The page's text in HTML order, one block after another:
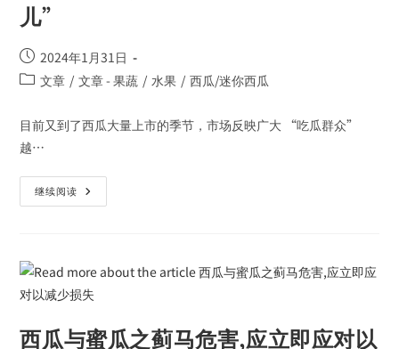
儿”
2024年1月31日
文章 / 文章 - 果蔬 / 水果 / 西瓜/迷你西瓜
目前又到了西瓜大量上市的季节，市场反映广大 “吃瓜群众”
越…
继续阅读
西瓜与蜜瓜之蓟马危害,应立即应对以